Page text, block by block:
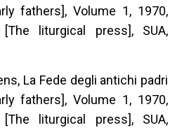
fathers], Volume 1, 1970,
liturgical press], SUA,
La Fede degli antichi padri
fathers], Volume 1, 1970,
liturgical press], SUA,